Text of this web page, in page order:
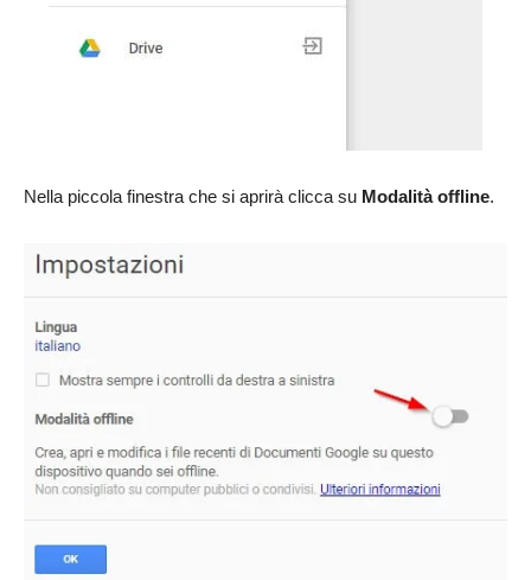
Nella piccola finestra che si aprirà clicca su Modalità offline.